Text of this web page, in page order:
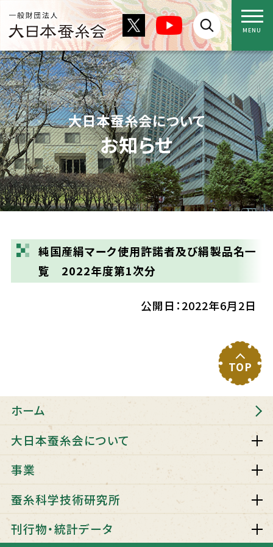
大日本蚕糸会について
お知らせ
純国産絹マーク使用許諾者及び絹製品名一
覧 2022年度第1次分
公開日：2022年6月2日
TOP
ホーム
大日本蚕糸会について
事業
蚕糸科学技術研究所
刊行物・統計データ